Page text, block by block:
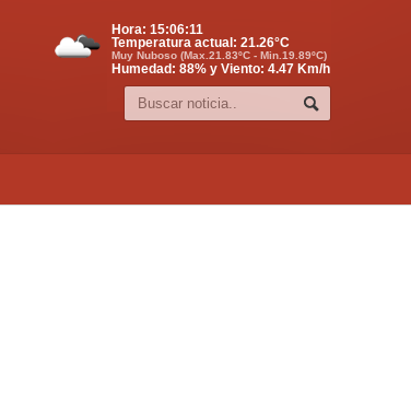
Hora: 15:06:12
Temperatura actual: 21.26°C
Muy Nuboso (Max.21.83ºC - Min.19.89ºC)
Humedad: 88% y Viento: 4.47 Km/h